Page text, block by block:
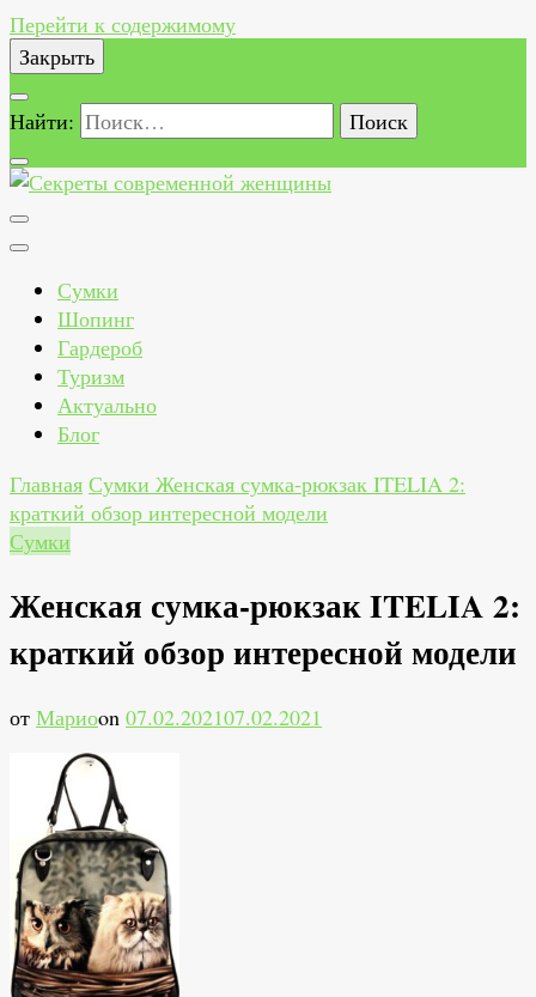
Перейти к содержимому
Закрыть
Найти:
Секреты современной женщины
Как всегда быть стильной, красивой, здоровой и
счастливой женщиной
Сумки
Шопинг
Гардероб
Туризм
Актуально
Блог
Главная Сумки Женская сумка-рюкзак ITELIA 2:
краткий обзор интересной модели
Сумки
Женская сумка-рюкзак ITELIA 2:
краткий обзор интересной модели
от Мариоon 07.02.202107.02.2021